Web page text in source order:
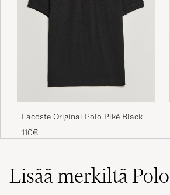
Lacoste Original Polo Piké Black
110€
Lisää merkiltä